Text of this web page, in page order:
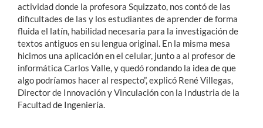
actividad donde la profesora Squizzato, nos contó de las
dificultades de las y los estudiantes de aprender de forma
fluida el latín, habilidad necesaria para la investigación de
textos antiguos en su lengua original. En la misma mesa
hicimos una aplicación en el celular, junto a al profesor de
informática Carlos Valle, y quedó rondando la idea de que
algo podríamos hacer al respecto”, explicó René Villegas,
Director de Innovación y Vinculación con la Industria de la
Facultad de Ingeniería.